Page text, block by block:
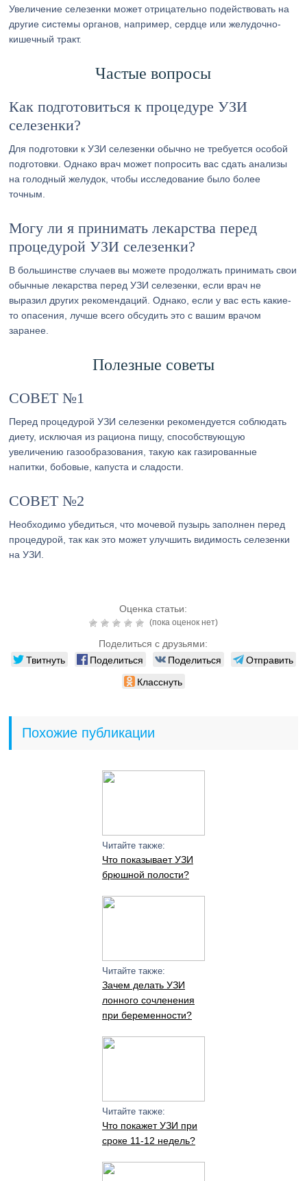
Увеличение селезенки может отрицательно подействовать на
другие системы органов, например, сердце или желудочно-
кишечный тракт.
Частые вопросы
Как подготовиться к процедуре УЗИ
селезенки?
Для подготовки к УЗИ селезенки обычно не требуется особой
подготовки. Однако врач может попросить вас сдать анализы
на голодный желудок, чтобы исследование было более
точным.
Могу ли я принимать лекарства перед
процедурой УЗИ селезенки?
В большинстве случаев вы можете продолжать принимать свои
обычные лекарства перед УЗИ селезенки, если врач не
выразил других рекомендаций. Однако, если у вас есть какие-
то опасения, лучше всего обсудить это с вашим врачом
заранее.
Полезные советы
СОВЕТ №1
Перед процедурой УЗИ селезенки рекомендуется соблюдать
диету, исключая из рациона пищу, способствующую
увеличению газообразования, такую как газированные
напитки, бобовые, капуста и сладости.
СОВЕТ №2
Необходимо убедиться, что мочевой пузырь заполнен перед
процедурой, так как это может улучшить видимость селезенки
на УЗИ.
Оценка статьи:
(пока оценок нет)
Поделиться с друзьями:
Твитнуть Поделиться Поделиться
Отправить
Класснуть
Похожие публикации
Читайте также:
Что показывает УЗИ
брюшной полости?
Читайте также:
Зачем делать УЗИ
лонного сочленения
при беременности?
Читайте также:
Что покажет УЗИ при
сроке 11-12 недель?